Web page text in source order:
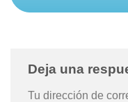
Deja una
Tu dirección de